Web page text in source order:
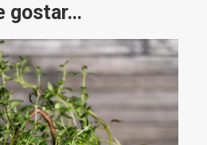
gostar…